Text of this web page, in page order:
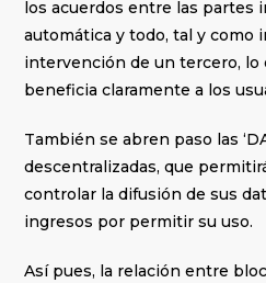
los acuerdos entre las partes
automática y todo, tal y como
intervención de un tercero, lo
beneficia claramente a los
También se abren paso las
descentralizadas, que
controlar la difusión de sus
ingresos por permitir su uso.
Así pues, la relación entre